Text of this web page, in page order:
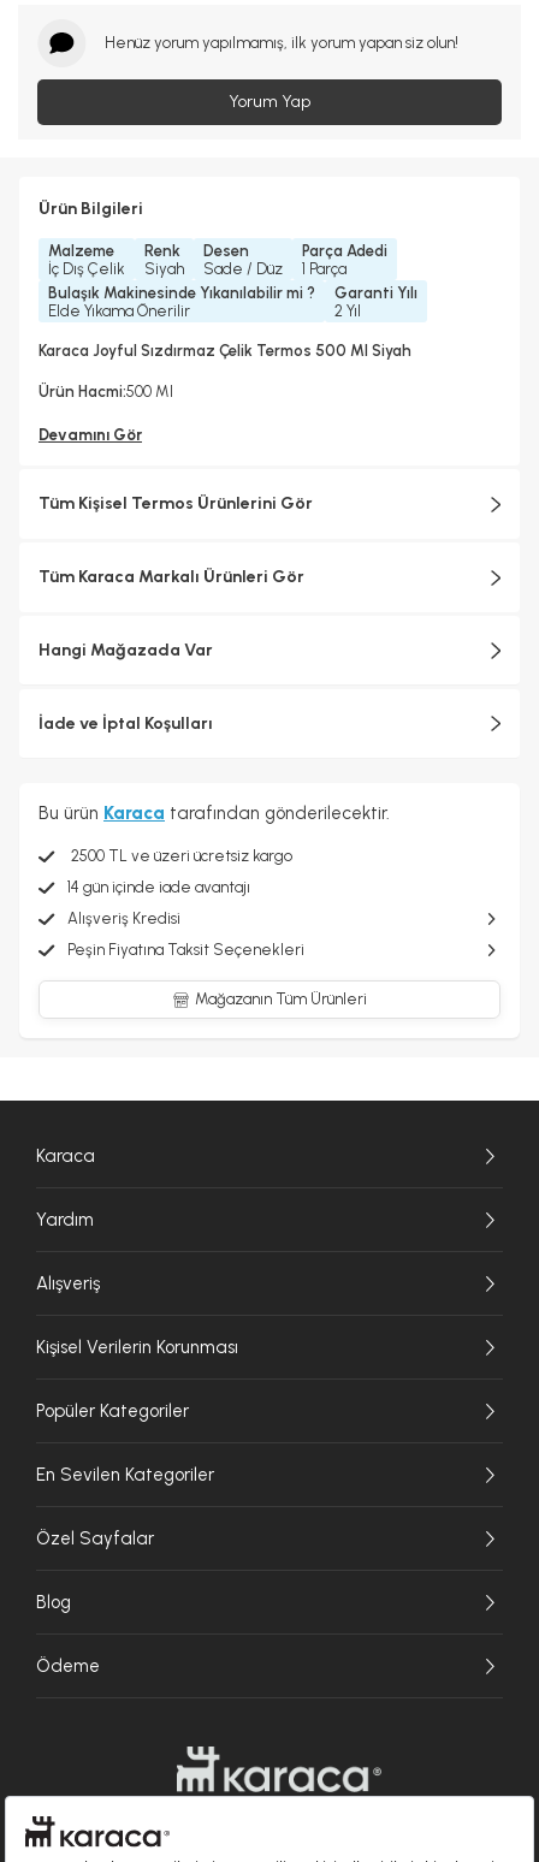
Henüz yorum yapılmamış, ilk yorum yapan siz olun!
Yorum Yap
Ürün Bilgileri
Malzeme
İç Dış Çelik
Renk
Siyah
Desen
Sade / Düz
Parça Adedi
1 Parça
Bulaşık Makinesinde Yıkanılabilir mi ?
Elde Yıkama Önerilir
Garanti Yılı
2 Yıl
Karaca Joyful Sızdırmaz Çelik Termos 500 Ml Siyah
Ürün Hacmi:500 Ml
Devamını Gör
Tüm Kişisel Termos Ürünlerini Gör
Tüm Karaca Markalı Ürünleri Gör
Hangi Mağazada Var
İade ve İptal Koşulları
Bu ürün Karaca tarafından gönderilecektir.
2500 TL ve üzeri ücretsiz kargo
14 gün içinde iade avantajı
Alışveriş Kredisi
Peşin Fiyatına Taksit Seçenekleri
Mağazanın Tüm Ürünleri
Karaca
Yardım
Alışveriş
Kişisel Verilerin Korunması
Popüler Kategoriler
En Sevilen Kategoriler
Özel Sayfalar
Blog
Ödeme